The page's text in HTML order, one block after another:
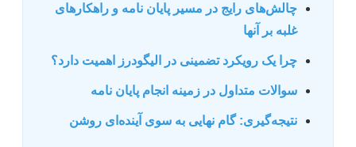
چالش‌های رایج در مسیر پایان نامه و راهکارهای
غلبه بر آنها
چرا یک رویکرد تضمینی در الیگودرز اهمیت دارد؟
سوالات متداول در زمینه انجام پایان نامه
نتیجه‌گیری: گام نهایی به سوی آینده‌ای روشن